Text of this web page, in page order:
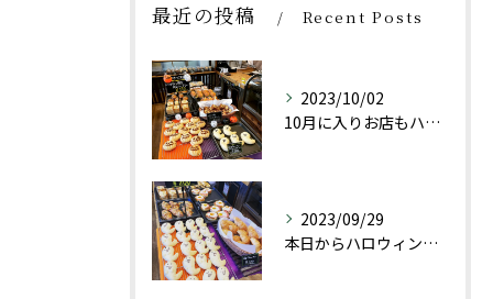
最近の投稿 Recent Posts
2023/10/02
10月に入りお店もハロウィン仕様にしております👻
2023/09/29
本日からハロウィン限定商品としておばけパン(チョコレートクリ...